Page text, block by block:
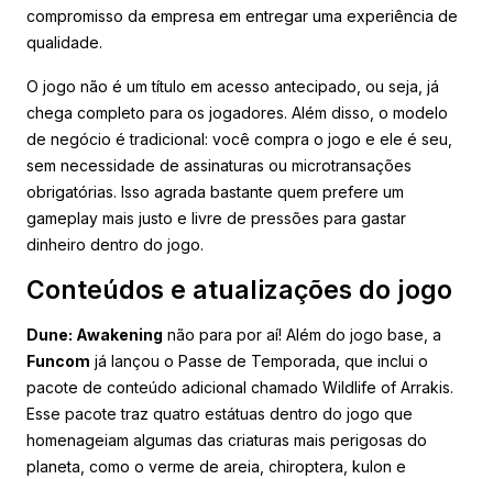
compromisso da empresa em entregar uma experiência de
qualidade.
O jogo não é um título em acesso antecipado, ou seja, já
chega completo para os jogadores. Além disso, o modelo
de negócio é tradicional: você compra o jogo e ele é seu,
sem necessidade de assinaturas ou microtransações
obrigatórias. Isso agrada bastante quem prefere um
gameplay mais justo e livre de pressões para gastar
dinheiro dentro do jogo.
Conteúdos e atualizações do jogo
Dune: Awakening não para por aí! Além do jogo base, a
Funcom já lançou o Passe de Temporada, que inclui o
pacote de conteúdo adicional chamado Wildlife of Arrakis.
Esse pacote traz quatro estátuas dentro do jogo que
homenageiam algumas das criaturas mais perigosas do
planeta, como o verme de areia, chiroptera, kulon e